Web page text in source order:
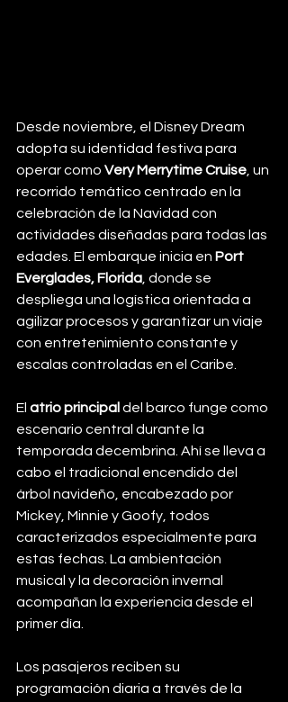
Desde noviembre, el Disney Dream
adopta su identidad festiva para
operar como Very Merrytime Cruise, un
recorrido temático centrado en la
celebración de la Navidad con
actividades diseñadas para todas las
edades. El embarque inicia en Port
Everglades, Florida, donde se
despliega una logística orientada a
agilizar procesos y garantizar un viaje
con entretenimiento constante y
escalas controladas en el Caribe.
El atrio principal del barco funge como
escenario central durante la
temporada decembrina. Ahí se lleva a
cabo el tradicional encendido del
árbol navideño, encabezado por
Mickey, Minnie y Goofy, todos
caracterizados especialmente para
estas fechas. La ambientación
musical y la decoración invernal
acompañan la experiencia desde el
primer día.
Los pasajeros reciben su
programación diaria a través de la